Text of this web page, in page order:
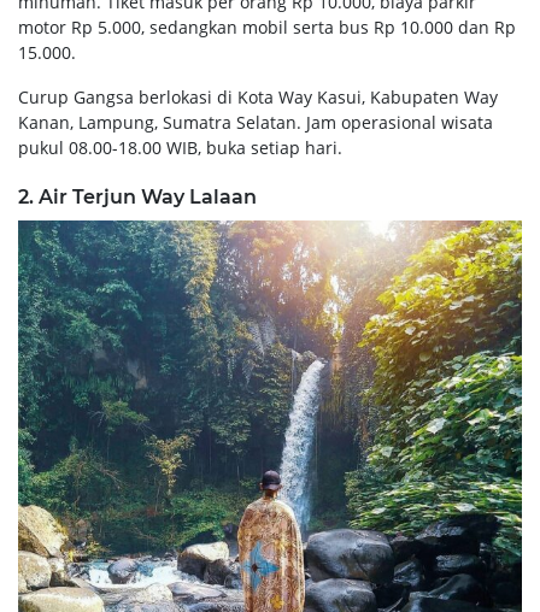
motor Rp 5.000, sedangkan mobil serta bus Rp 10.000 dan Rp
15.000.
Curup Gangsa berlokasi di Kota Way Kasui, Kabupaten Way
Kanan, Lampung, Sumatra Selatan. Jam operasional wisata
pukul 08.00-18.00 WIB, buka setiap hari.
2. Air Terjun Way Lalaan